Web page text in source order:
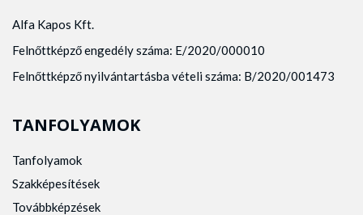
Alfa Kapos Kft.
Felnőttképző engedély száma: E/2020/000010
Felnőttképző nyilvántartásba vételi száma: B/2020/001473
TANFOLYAMOK
Tanfolyamok
Szakképesítések
Továbbképzések